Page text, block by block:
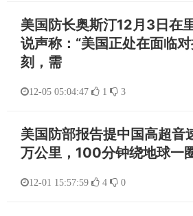
美国防长奥斯汀12月3日在
说声称：“美国正处在面临
刻，需
12-05 05:04:47 1 3
美国防部报告提中国高超音
万公里，100分钟绕地球一
12-01 15:57:59 4 0